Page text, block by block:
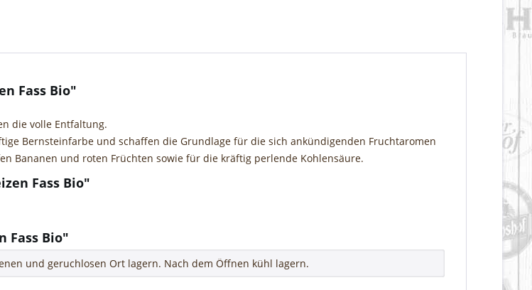
Fass Bio"
die volle Entfaltung.
Bernsteinfarbe und schaffen die Grundlage für die sich ankündigenden Fruchtaromen
Bananen und roten Früchten sowie für die kräftig perlende Kohlensäure.
Fass Bio"
Fass Bio"
und geruchlosen Ort lagern. Nach dem Öffnen kühl lagern.